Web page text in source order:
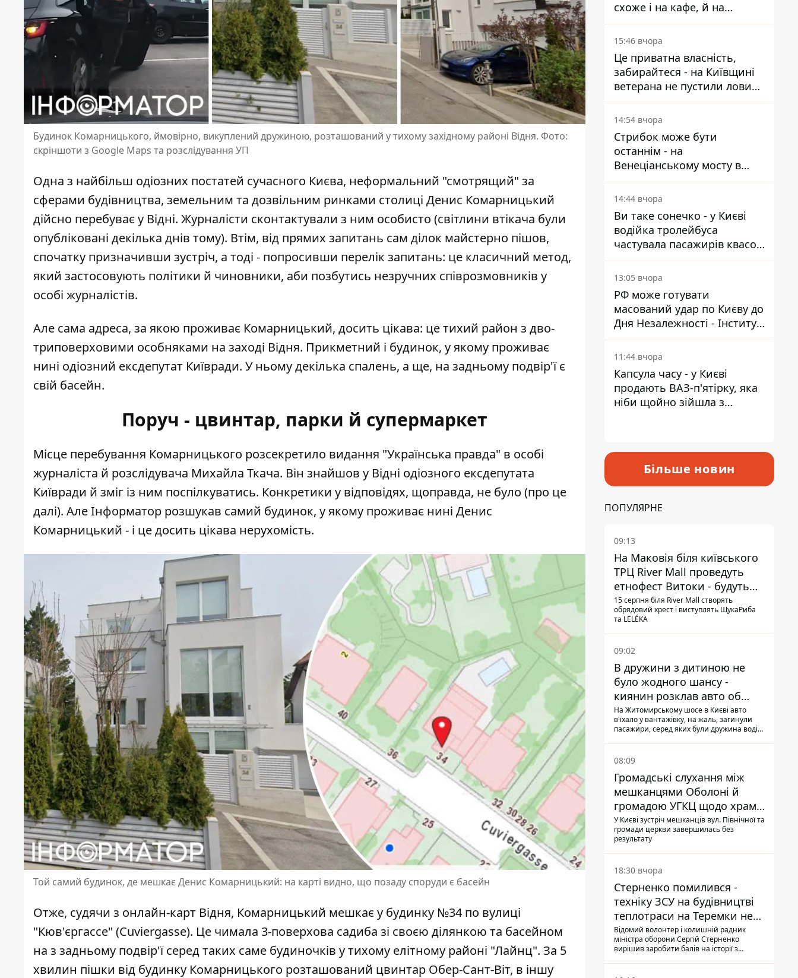
Будинок Комарницького, ймовірно, викуплений дружиною, розташований у тихому західному районі Відня. Фото:
скріншоти з Google Maps та розслідування УП
Одна з найбільш одіозних постатей сучасного Києва, неформальний "смотрящий" за
сферами будівництва, земельним та дозвільним ринками столиці Денис Комарницький
дійсно перебуває у Відні. Журналісти сконтактували з ним особисто (світлини втікача були
опубліковані декілька днів тому). Втім, від прямих запитань сам ділок майстерно пішов,
спочатку призначивши зустріч, а тоді - попросивши перелік запитань: це класичний метод,
який застосовують політики й чиновники, аби позбутись незручних співрозмовників у
особі журналістів.
Але сама адреса, за якою проживає Комарницький, досить цікава: це тихий район з дво-
триповерховими особняками на заході Відня. Прикметний і будинок, у якому проживає
нині одіозний ексдепутат Київради. У ньому декілька спалень, а ще, на задньому подвір'ї є
свій басейн.
Поруч - цвинтар, парки й супермаркет
Місце перебування Комарницького розсекретило видання "Українська правда" в особі
журналіста й розслідувача Михайла Ткача. Він знайшов у Відні одіозного ексдепутата
Київради й зміг із ним поспілкуватись. Конкретики у відповідях, щоправда, не було (про це
далі). Але Інформатор розшукав самий будинок, у якому проживає нині Денис
Комарницький - і це досить цікава нерухомість.
Той самий будинок, де мешкає Денис Комарницький: на карті видно, що позаду споруди є басейн
Отже, судячи з онлайн-карт Відня, Комарницький мешкає у будинку №34 по вулиці
"Кюв'єргассе" (Cuviergasse). Це чимала 3-поверхова садиба зі своєю ділянкою та басейном
на з задньому подвір'ї серед таких саме будиночків у тихому елітному районі "Лайнц". За 5
хвилин пішки від будинку Комарницького розташований цвинтар Обер-Сант-Віт, в іншу
схоже і на кафе, й на
фастфуд
15:46 вчора
Це приватна власність,
забирайтеся - на Київщині
ветерана не пустили ловити
рибу в озері
14:54 вчора
Стрибок може бути
останнім - на
Венеціанському мосту в
Гідропарку встановили
таблички для відчайдухів
14:44 вчора
Ви таке сонечко - у Києві
водійка тролейбуса
частувала пасажирів квасом
під час знеструмлення
мережі
13:05 вчора
РФ може готувати
масований удар по Києву до
Дня Незалежності - Інститут
вивчення війни
11:44 вчора
Капсула часу - у Києві
продають ВАЗ-п'ятірку, яка
ніби щойно зійшла з
Більше новин
ПОПУЛЯРНЕ
09:13
На Маковія біля київського
ТРЦ River Mall проведуть
етнофест Витоки - будуть
ЩукаРиба і Leleka
15 серпня біля River Mall створять
обрядовий хрест і виступлять ЩукаРиба
та LELÉKA
09:02
В дружини з дитиною не
було жодного шансу -
киянин розклав авто об
вантажівку на
Житомирському шосе
На Житомирському шосе в Києві авто
в'їхало у вантажівку, на жаль, загинули
пасажири, серед яких були дружина водія
08:09
Громадські слухання між
мешканцями Оболоні й
громадою УГКЦ щодо храму
зірвалися
У Києві зустріч мешканців вул. Північної та
громади церкви завершилась без
результату
18:30 вчора
Стерненко помилився -
техніку ЗСУ на будівництві
теплотраси на Теремки не
задіяли
Відомий волонтер і колишній радник
міністра оборони Сергій Стерненко
вирішив заробити балів на історії з